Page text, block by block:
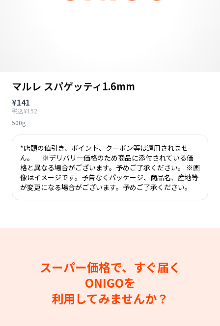
マルレ スパゲッティ1.6mm
¥141
税込¥152
500g
*店頭の値引き、ポイント、クーポン等は適用されませ
ん。 ※デリバリー価格のため商品に添付されている価
格と異なる場合がございます。予めご了承ください。 ※画
像はイメージです。予告なくパッケージ、商品名、産地等
が変更になる場合がございます。予めご了承ください。
スーパー価格で、すぐ届く
ONIGOを
利用してみませんか？